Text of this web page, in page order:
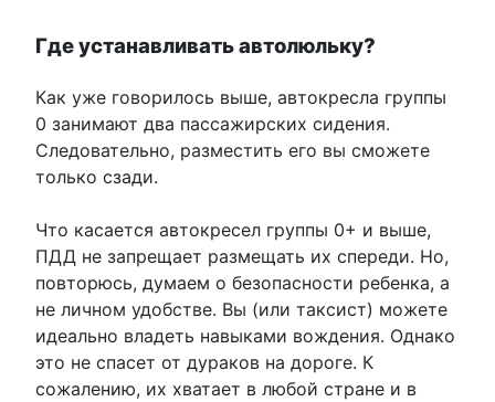
Где устанавливать автолюльку?
Как уже говорилось выше, автокресла группы
0 занимают два пассажирских сидения.
Следовательно, разместить его вы сможете
только сзади.
Что касается автокресел группы 0+ и выше,
ПДД не запрещает размещать их спереди. Но,
повторюсь, думаем о безопасности ребенка, а
не личном удобстве. Вы (или таксист) можете
идеально владеть навыками вождения. Однако
это не спасет от дураков на дороге. К
сожалению, их хватает в любой стране и в